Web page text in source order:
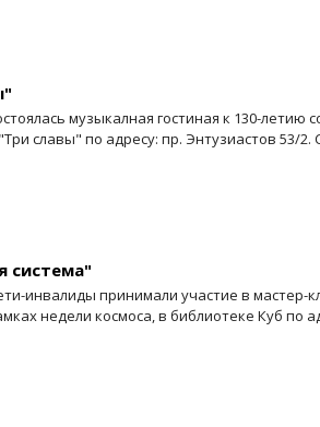
музыкалная гостиная к 130-летию
славы" по адресу: пр. Энтузиастов 53/
система"
инвалиды принимали участие в мастер-
недели космоса, в библиотеке Куб по